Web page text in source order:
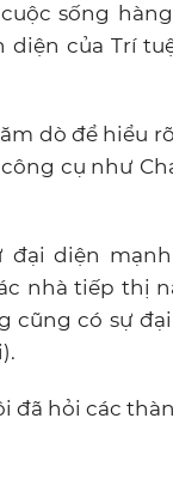
sống
của Trí
dò để hiểu
cụ như
diện
nhà tiếp thị
cũng có sự
hỏi các